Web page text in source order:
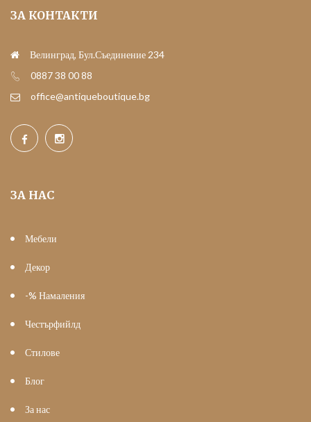
ЗА КОНТАКТИ
Велинград, Бул.Съединение 234
0887 38 00 88
office@antiqueboutique.bg
ЗА НАС
Мебели
Декор
-% Намаления
Честърфийлд
Стилове
Блог
За нас